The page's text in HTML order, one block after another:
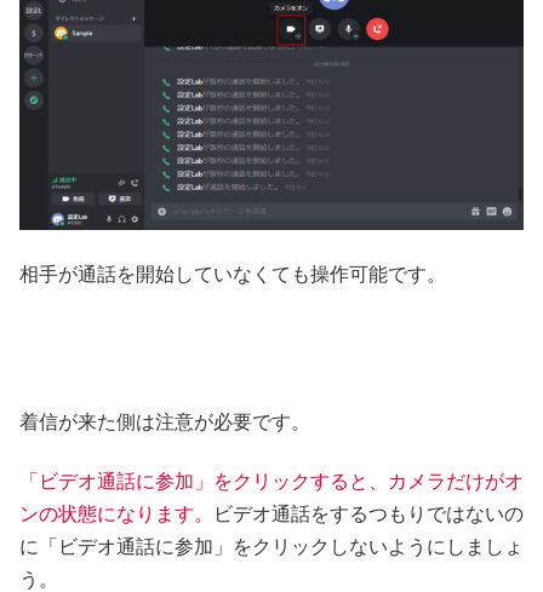
相手が通話を開始していなくても操作可能です。
着信が来た側は注意が必要です。
「ビデオ通話に参加」をクリックすると、カメラだけがオ
ンの状態になります。
ビデオ通話をするつもりではないの
に「ビデオ通話に参加」をクリックしないようにしましょ
う。